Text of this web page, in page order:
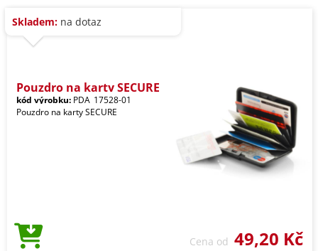
Skladem: na dotaz
Pouzdro na karty SECURE
kód výrobku: PDA_17528-01
Pouzdro na karty SECURE
Cena od 49,20 Kč